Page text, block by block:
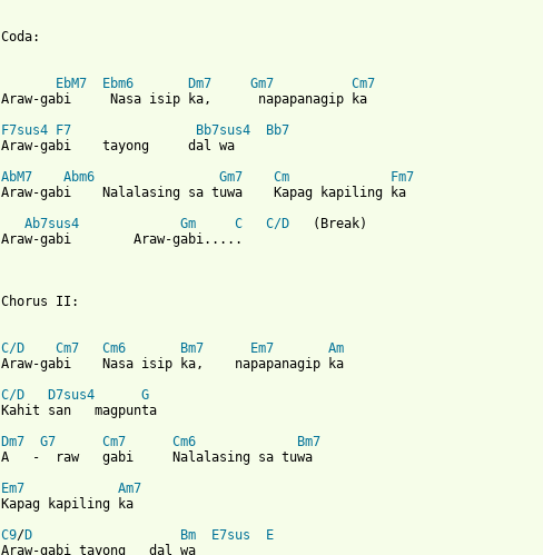
Coda:
EbM7 Ebm6 Dm7 Gm7
Cm7
Araw-gabi     Nasa isip ka,      napapanagip ka
F7sus4
F7 Bb7sus4
Bb7
Araw-gabi    tayong     dal wa
AbM7
Abm6 Gm7 Cm
Fm7
Araw-gabi    Nalalasing sa tuwa    Kapag kapiling ka
Ab7sus4
Gm C C/D
   (Break)
Araw-gabi        Araw-gabi.....
Chorus II:
C/D Cm7 Cm6 Bm7 Em7
Am
Araw-gabi    Nasa isip ka,    napapanagip ka
C/D
D7sus4
G
Kahit san   magpunta
Dm7
G7 Cm7 Cm6
Bm7
A   -  raw   gabi     Nalalasing sa tuwa
Em7
Am7
Kapag kapiling ka
C9/D Bm E7sus
E
Araw-gabi tayong   dal wa